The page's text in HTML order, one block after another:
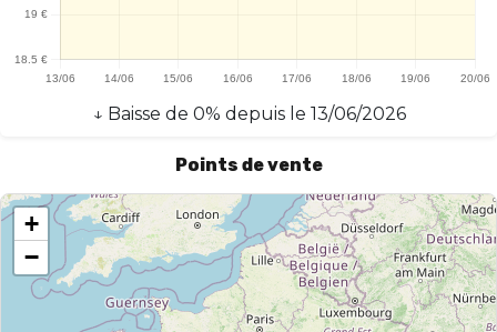
↓ Baisse de 0% depuis le 13/06/2026
Points de vente
+
−